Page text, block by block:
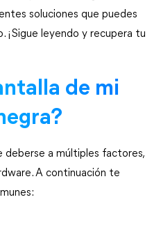
soluciones que puedes
¡Sigue leyendo y recupera tu
de mi
deberse a múltiples factores,
A continuación te